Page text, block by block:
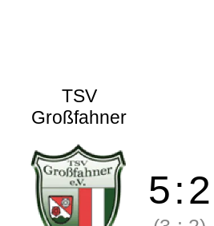
TSV
Großfahner
5:2